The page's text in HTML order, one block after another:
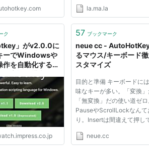
or less! What is
scripting
方法！ < 31 < July < 2006
the headphone
31/1 hail2u....
la.ma.la
ク
」がv2.0.0に
ーでWindowsや
作を自動化するツ
後方互換性はなし
57 ブックマーク
neue cc -
るマウス/キーボード
スタマイズ
目的と準備 キーボードに
味なキーが多い。「変換
「無変換」だの使い道ゼロ
PauseやScrollLockなんて
り。Insertは間違えて押し
て、たった3ボタンしかな
neue.cc